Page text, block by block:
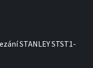
STANLEY STST1-